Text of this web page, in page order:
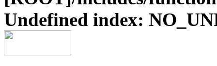
Undefined index: